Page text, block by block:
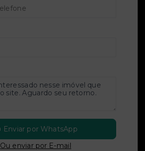
Enviar por WhatsApp
Ou enviar por E-mail